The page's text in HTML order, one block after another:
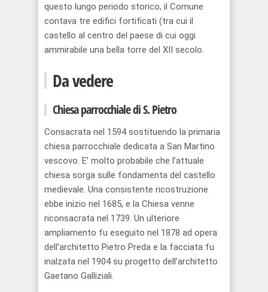
questo lungo periodo storico, il Comune
contava tre edifici fortificati (tra cui il
castello al centro del paese di cui oggi
ammirabile una bella torre del XII secolo.
Da vedere
Chiesa parrocchiale di S. Pietro
Consacrata nel 1594 sostituendo la primaria
chiesa parrocchiale dedicata a San Martino
vescovo. E’ molto probabile che l’attuale
chiesa sorga sulle fondamenta del castello
medievale. Una consistente ricostruzione
ebbe inizio nel 1685, e la Chiesa venne
riconsacrata nel 1739. Un ulteriore
ampliamento fu eseguito nel 1878 ad opera
dell’architetto Pietro Preda e la facciata fu
inalzata nel 1904 su progetto dell’architetto
Gaetano Galliziali.